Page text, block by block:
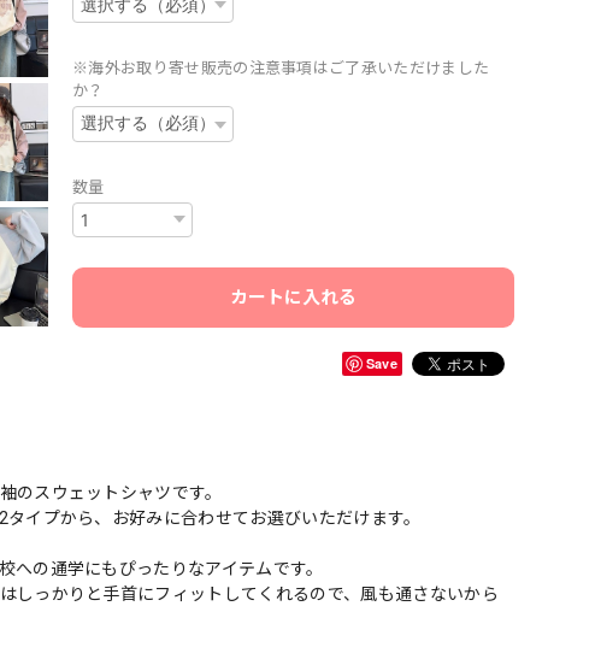
※海外お取り寄せ販売の注意事項はご了承いただけました
か？
数量
カートに入れる
Save
のスウェットシャツです。
イプから、お好みに合わせてお選びいただけます。
の通学にもぴったりなアイテムです。
しっかりと手首にフィットしてくれるので、風も通さないから